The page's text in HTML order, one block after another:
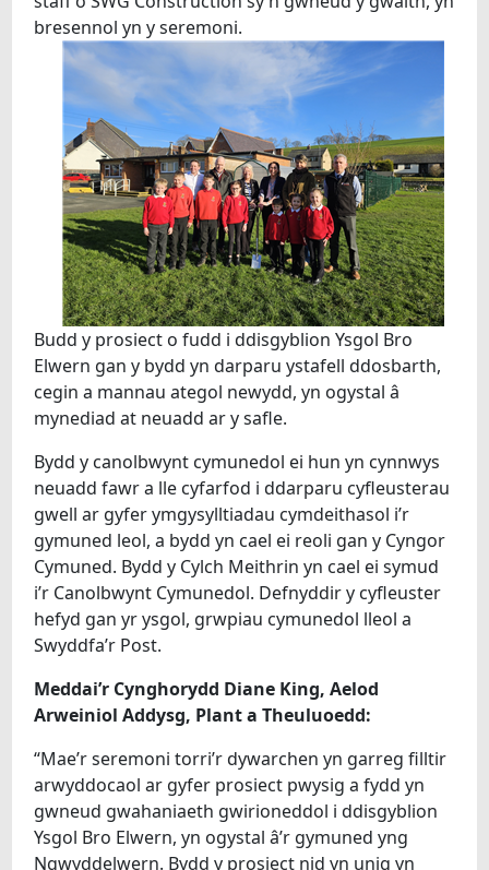
bresennol yn y seremoni.
Budd y prosiect o fudd i ddisgyblion Ysgol Bro
Elwern gan y bydd yn darparu ystafell ddosbarth,
cegin a mannau ategol newydd, yn ogystal â
mynediad at neuadd ar y safle.
Bydd y canolbwynt cymunedol ei hun yn cynnwys
neuadd fawr a lle cyfarfod i ddarparu cyfleusterau
gwell ar gyfer ymgysylltiadau cymdeithasol i’r
gymuned leol, a bydd yn cael ei reoli gan y Cyngor
Cymuned. Bydd y Cylch Meithrin yn cael ei symud
i’r Canolbwynt Cymunedol. Defnyddir y cyfleuster
hefyd gan yr ysgol, grwpiau cymunedol lleol a
Swyddfa’r Post.
Meddai’r Cynghorydd Diane King, Aelod
Arweiniol Addysg, Plant a Theuluoedd:
“Mae’r seremoni torri’r dywarchen yn garreg filltir
arwyddocaol ar gyfer prosiect pwysig a fydd yn
gwneud gwahaniaeth gwirioneddol i ddisgyblion
Ysgol Bro Elwern, yn ogystal â’r gymuned yng
Ngwyddelwern. Bydd y prosiect nid yn unig yn